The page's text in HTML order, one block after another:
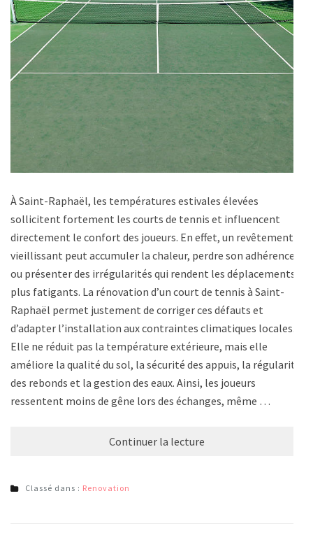
À Saint-Raphaël, les températures estivales élevées
sollicitent fortement les courts de tennis et influencent
directement le confort des joueurs. En effet, un revêtement
vieillissant peut accumuler la chaleur, perdre son adhérence
ou présenter des irrégularités qui rendent les déplacements
plus fatigants. La rénovation d’un court de tennis à Saint-
Raphaël permet justement de corriger ces défauts et
d’adapter l’installation aux contraintes climatiques locales.
Elle ne réduit pas la température extérieure, mais elle
améliore la qualité du sol, la sécurité des appuis, la régularité
des rebonds et la gestion des eaux. Ainsi, les joueurs
ressentent moins de gêne lors des échanges, même …
Continuer la lecture
Classé dans : Renovation